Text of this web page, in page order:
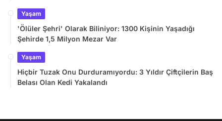
Yaşam
'Ölüler Şehri' Olarak Biliniyor: 1300 Kişinin Yaşadığı
Şehirde 1,5 Milyon Mezar Var
Yaşam
Hiçbir Tuzak Onu Durduramıyordu: 3 Yıldır Çiftçilerin Baş
Belası Olan Kedi Yakalandı